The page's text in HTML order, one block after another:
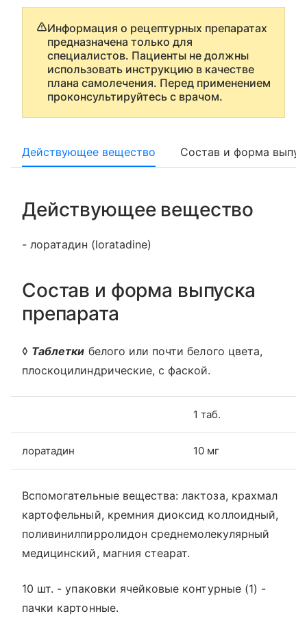
Информация о рецептурных препаратах
предназначена только для
специалистов. Пациенты не должны
использовать инструкцию в качестве
плана самолечения. Перед применением
проконсультируйтесь с врачом.
Действующее вещество Состав и форма
Действующее вещество
- лоратадин (loratadine)
Состав и форма выпуска
препарата
◊ Таблетки белого или почти белого цвета,
плоскоцилиндрические, с фаской.
1 таб.
лоратадин 10 мг
Вспомогательные вещества: лактоза, крахмал
картофельный, кремния диоксид коллоидный,
поливинилпирролидон среднемолекулярный
медицинский, магния стеарат.
10 шт. - упаковки ячейковые контурные (1) -
пачки картонные.